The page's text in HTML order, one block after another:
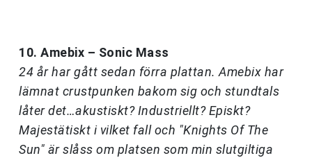
10. Amebix – Sonic Mass
24 år har gått sedan förra plattan. Amebix har
lämnat crustpunken bakom sig och stundtals
låter det…akustiskt? Industriellt? Episkt?
Majestätiskt i vilket fall och "Knights Of The
Sun" är slåss om platsen som min slutgiltiga